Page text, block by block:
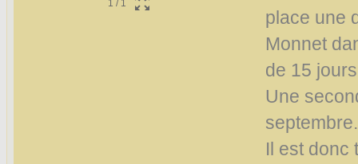
1 / 1
place une
Monnet
de 15
Une
septembre.
Il est donc